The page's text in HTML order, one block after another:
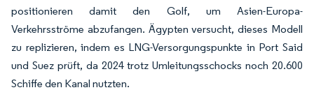
positionieren damit den Golf, um Asien-Europa-
Verkehrsströme abzufangen. Ägypten versucht, dieses Modell
zu replizieren, indem es LNG-Versorgungspunkte in Port Said
und Suez prüft, da 2024 trotz Umleitungsschocks noch 20.600
Schiffe den Kanal nutzten.